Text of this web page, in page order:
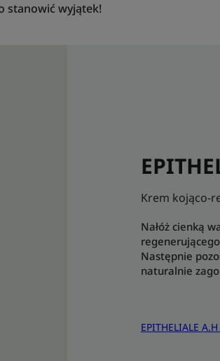
stanowić wyjątek!
Krem kojąco-
Nałóż cienką
Następnie
naturalnie
EPITHELIALE